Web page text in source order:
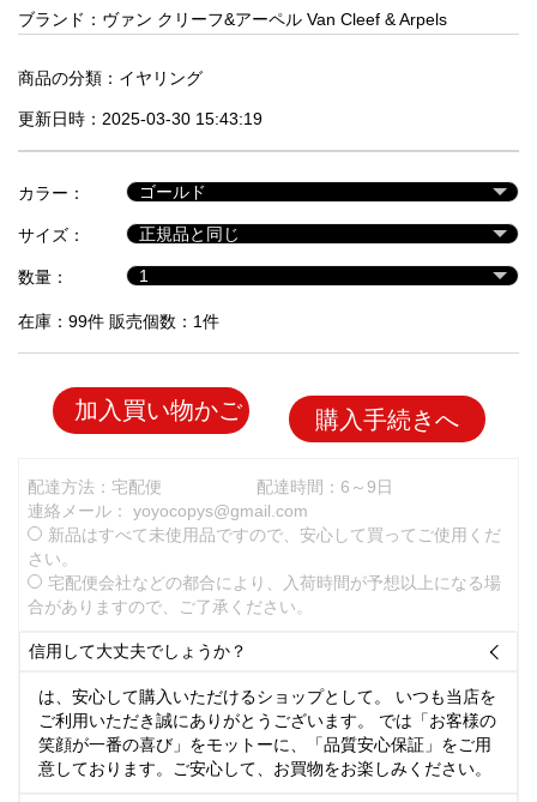
気
商
セ
ル
品
ブランド： ヴァン クリーフ&アーペル Van Cleef & Arpels
商品の分類： イヤリング
更新日時：2025-03-30 15:43:19
カラー：
サイズ：
数量：
在庫：99件 販売個数：1件
加入買い物かご 購入手続きへ
配達方法：宅配便
配達時間：6～9日
連絡メール： yoyocopys@gmail.com
新品はすべて未使用品ですので、安心して買ってご使用くだ
さい。
宅配便会社などの都合により、入荷時間が予想以上になる場
合がありますので、ご了承ください。
信用して大丈夫でしょうか？ 
は、安心して購入いただけるショップとして。 いつも当店を
ご利用いただき誠にありがとうございます。 では「お客様の
笑顔が一番の喜び」をモットーに、「品質安心保証」をご用
意しております。ご安心して、お買物をお楽しみください。